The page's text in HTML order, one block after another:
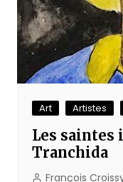
Art Artistes
Les saintes
Tranchida
François